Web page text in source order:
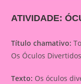
ATIVIDADE:
Título chamativo:
Os Óculos
Texto: Os óculos